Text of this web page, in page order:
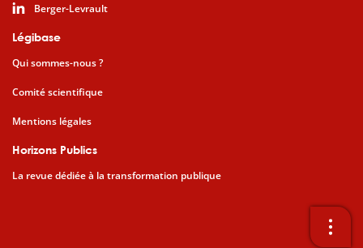
Berger-Levrault
Légibase
Qui sommes-nous ?
Comité scientifique
Mentions légales
Horizons Publics
La revue dédiée à la transformation publique